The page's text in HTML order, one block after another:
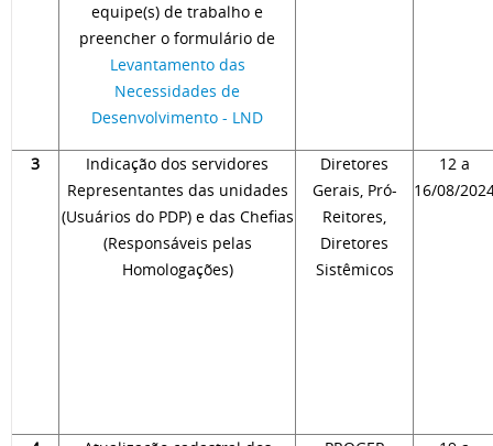
equipe(s) de trabalho e
preencher o formulário de
Levantamento das
Necessidades de
Desenvolvimento - LND
3
Indicação dos servidores
Representantes das unidades
(Usuários do PDP) e das Chefias
(Responsáveis pelas
Homologações)
Diretores
Gerais, Pró-
Reitores,
Diretores
Sistêmicos
12 a
16/08/